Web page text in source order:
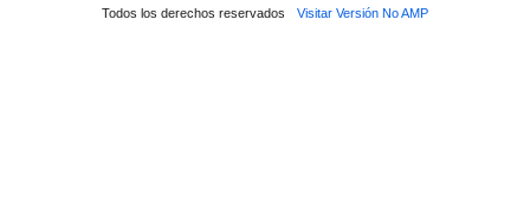
Todos los derechos reservados Visitar Versión No AMP